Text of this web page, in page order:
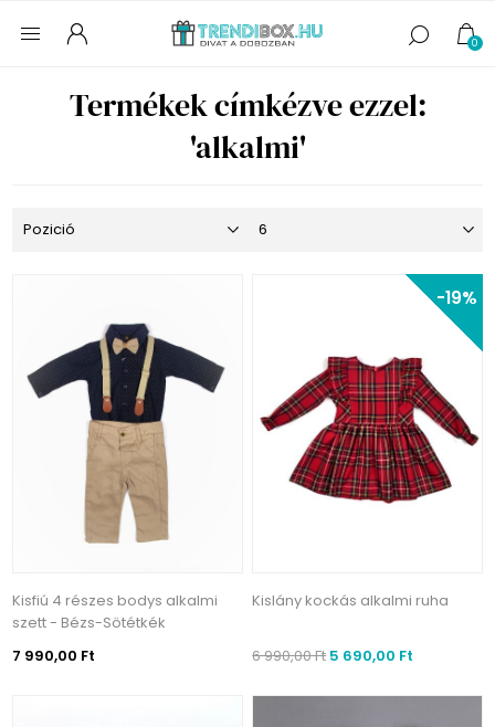
0
Termékek címkézve ezzel:
'alkalmi'
Kisfiú 4 részes bodys alkalmi
szett - Bézs-Sötétkék
7 990,00 Ft
-19%
Kislány kockás alkalmi ruha
6 990,00 Ft5 690,00 Ft